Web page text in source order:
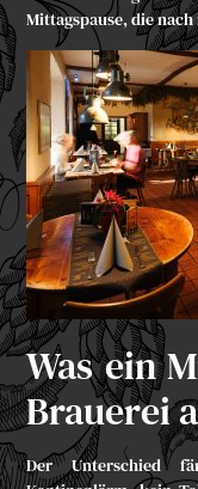
Mittagspause, die
Was ein
Brauerei
Der Unterschied